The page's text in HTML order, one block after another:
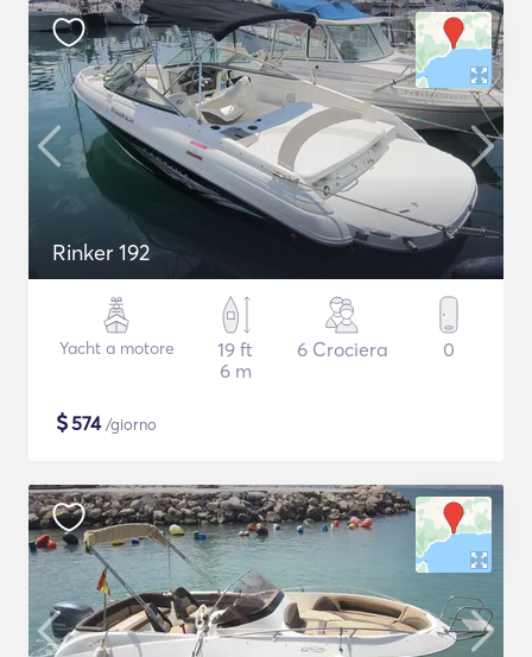
Rinker 192
Yacht a motore
19 ft
6 m
6 Crociera 0
$574/giorno